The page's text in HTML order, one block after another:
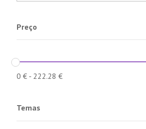
Preço
0 €- 222.28 €
Temas